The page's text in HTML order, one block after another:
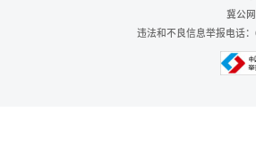
冀公
违法和不良信息举报电话